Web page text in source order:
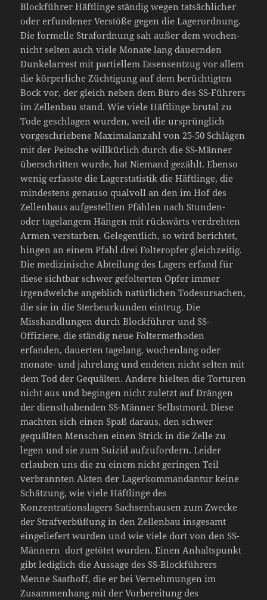
Blockführer Häftlinge ständig wegen tatsächlicher
oder erfundener Verstöße gegen die Lagerordnung.
Die formelle Strafordnung sah außer dem wochen-
nicht selten auch viele Monate lang dauernden
Dunkelarrest mit partiellem Essensentzug vor allem
die körperliche Züchtigung auf dem berüchtigten
Bock vor, der gleich neben dem Büro des SS-Führers
im Zellenbau stand. Wie viele Häftlinge brutal zu
Tode geschlagen wurden, weil die ursprünglich
vorgeschriebene Maximalanzahl von 25-50 Schlägen
mit der Peitsche willkürlich durch die SS-Männer
überschritten wurde, hat Niemand gezählt. Ebenso
wenig erfasste die Lagerstatistik die Häftlinge, die
mindestens genauso qualvoll an den im Hof des
Zellenbaus aufgestellten Pfählen nach Stunden-
oder tagelangem Hängen mit rückwärts verdrehten
Armen verstarben. Gelegentlich, so wird berichtet,
hingen an einem Pfahl drei Folteropfer gleichzeitig.
Die medizinische Abteilung des Lagers erfand für
diese sichtbar schwer gefolterten Opfer immer
irgendwelche angeblich natürlichen Todesursachen,
die sie in die Sterbeurkunden eintrug. Die
Misshandlungen durch Blockführer und SS-
Offiziere, die ständig neue Foltermethoden
erfanden, dauerten tagelang, wochenlang oder
monate- und jahrelang und endeten nicht selten mit
dem Tod der Gequälten. Andere hielten die Torturen
nicht aus und begingen nicht zuletzt auf Drängen
der diensthabenden SS-Männer Selbstmord. Diese
machten sich einen Spaß daraus, den schwer
gequälten Menschen einen Strick in die Zelle zu
legen und sie zum Suizid aufzufordern. Leider
erlauben uns die zu einem nicht geringen Teil
verbrannten Akten der Lagerkommandantur keine
Schätzung, wie viele Häftlinge des
Konzentrationslagers Sachsenhausen zum Zwecke
der Strafverbüßung in den Zellenbau insgesamt
eingeliefert wurden und wie viele dort von den SS-
Männern dort getötet wurden. Einen Anhaltspunkt
gibt lediglich die Aussage des SS-Blockführers
Menne Saathoff, die er bei Vernehmungen im
Zusammenhang mit der Vorbereitung des